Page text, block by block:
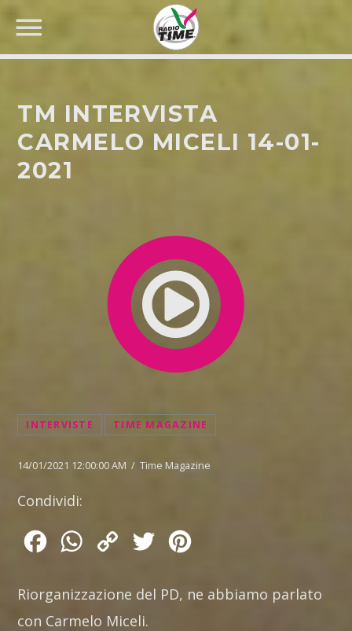
CERCA NEL SITO WEB:
TM INTERVISTA
CARMELO MICELI 14-01-
2021
INTERVISTE TIME MAGAZINE
14/01/2021 12:00:00 AM / Time Magazine
Condividi:
FacebookWhatsApp
Copy
Twitter
Riorganizzazione del PD, ne abbiamo parlato
con Carmelo Miceli.